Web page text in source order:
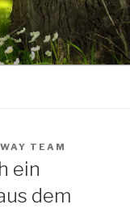
TEAM
ein
dem